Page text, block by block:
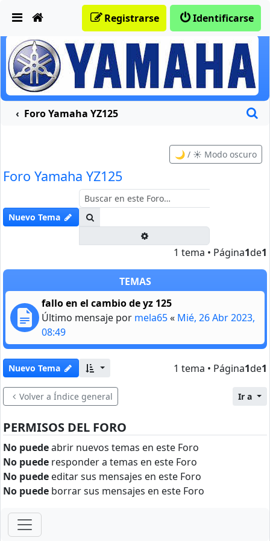
Identificarse
Registrarse
Foro Yamaha YZ125
🌙 / ☀️ Modo oscuro
Foro Yamaha YZ125
Nuevo Tema
1 tema • Página1de1
TEMAS
fallo en el cambio de yz 125
Último mensaje por mela65« Mié, 26 Abr 2023,
08:49
Nuevo Tema 1 tema • Página1de1
Volver a Índice general Ir a
PERMISOS DEL FORO
No puedeabrir nuevos temas en este Foro
No puede responder a temas en este Foro
No puede editar sus mensajes en este Foro
No puede borrar sus mensajes en este Foro